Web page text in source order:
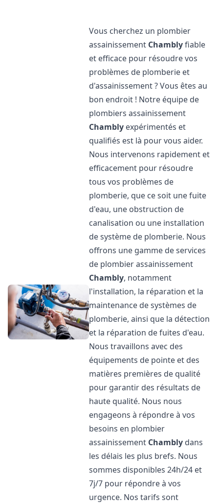
Vous cherchez un plombier
assainissement Chamblyfiable
et efficace pour résoudre vos
problèmes de plomberie et
d'assainissement ? Vous êtes au
bon endroit ! Notre équipe de
plombiers assainissement
Chambly expérimentés et
qualifiés est là pour vous aider.
Nous intervenons rapidement et
efficacement pour résoudre
tous vos problèmes de
plomberie, que ce soit une fuite
d'eau, une obstruction de
canalisation ou une installation
de système de plomberie. Nous
offrons une gamme de services
de plombier assainissement
Chambly, notamment
l'installation, la réparation et la
maintenance de systèmes de
plomberie, ainsi que la détection
et la réparation de fuites d'eau.
Nous travaillons avec des
équipements de pointe et des
matières premières de qualité
pour garantir des résultats de
haute qualité. Nous nous
engageons à répondre à vos
besoins en plombier
assainissement Chambly dans
les délais les plus brefs. Nous
sommes disponibles 24h/24 et
7j/7 pour répondre à vos
urgence. Nos tarifs sont